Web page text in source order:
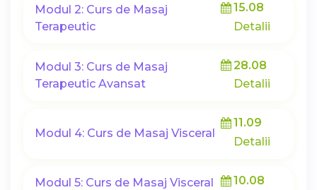
Modul 2: Curs de Masaj
Terapeutic
15.08
Detalii
Modul 3: Curs de Masaj
Terapeutic Avansat
28.08
Detalii
Modul 4: Curs de Masaj Visceral
11.09
Detalii
Modul 5: Curs de Masaj Visceral
10.08